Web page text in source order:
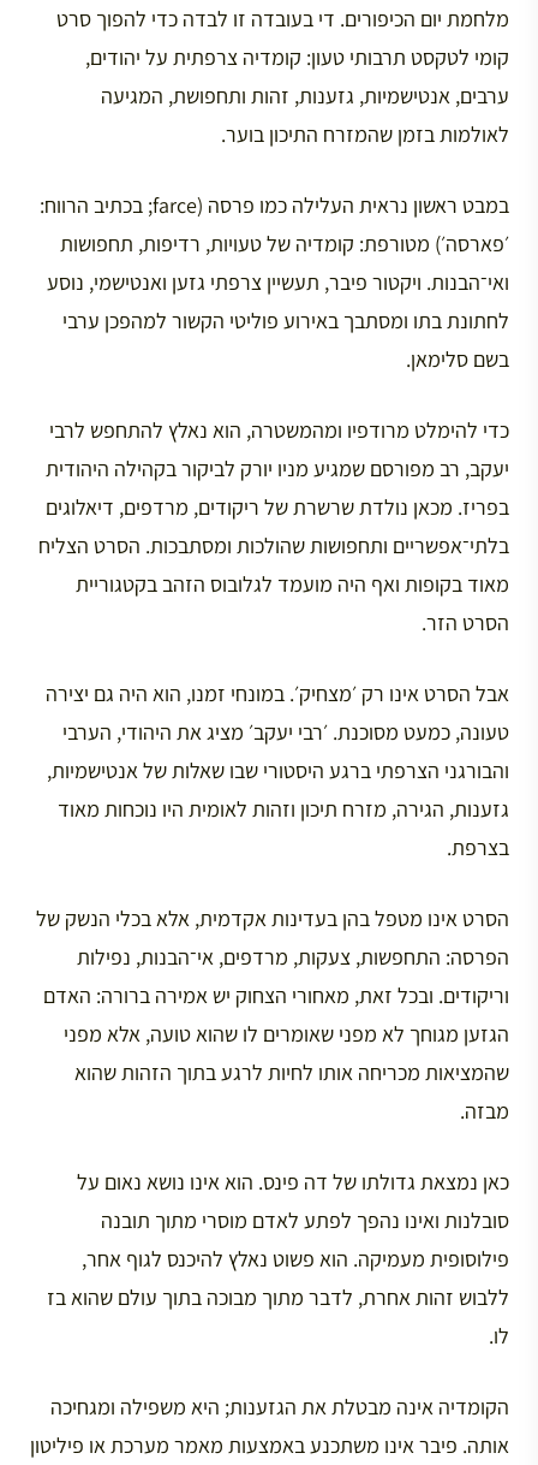
מלחמת יום הכיפורים. די בעובדה זו לבדה כדי להפוך סרט
קומי לטקסט תרבותי טעון: קומדיה צרפתית על יהודים,
ערבים, אנטישמיות, גזענות, זהות ותחפושת, המגיעה
לאולמות בזמן שהמזרח התיכון בוער.
במבט ראשון נראית העלילה כמו פרסה (farce; בכתיב הרווח:
׳פארסה׳) מטורפת: קומדיה של טעויות, רדיפות, תחפושות
ואי־הבנות. ויקטור פיבר, תעשיין צרפתי גזען ואנטישמי, נוסע
לחתונת בתו ומסתבך באירוע פוליטי הקשור למהפכן ערבי
בשם סלימאן.
כדי להימלט מרודפיו ומהמשטרה, הוא נאלץ להתחפש לרבי
יעקב, רב מפורסם שמגיע מניו יורק לביקור בקהילה היהודית
בפריז. מכאן נולדת שרשרת של ריקודים, מרדפים, דיאלוגים
בלתי־אפשריים ותחפושות שהולכות ומסתבכות. הסרט הצליח
מאוד בקופות ואף היה מועמד לגלובוס הזהב בקטגוריית
הסרט הזר.
אבל הסרט אינו רק ׳מצחיק׳. במונחי זמנו, הוא היה גם יצירה
טעונה, כמעט מסוכנת. ׳רבי יעקב׳ מציג את היהודי, הערבי
והבורגני הצרפתי ברגע היסטורי שבו שאלות של אנטישמיות,
גזענות, הגירה, מזרח תיכון וזהות לאומית היו נוכחות מאוד
בצרפת.
הסרט אינו מטפל בהן בעדינות אקדמית, אלא בכלי הנשק של
הפרסה: התחפשות, צעקות, מרדפים, אי־הבנות, נפילות
וריקודים. ובכל זאת, מאחורי הצחוק יש אמירה ברורה: האדם
הגזען מגוחך לא מפני שאומרים לו שהוא טועה, אלא מפני
שהמציאות מכריחה אותו לחיות לרגע בתוך הזהות שהוא
מבזה.
כאן נמצאת גדולתו של דה פינס. הוא אינו נושא נאום על
סובלנות ואינו נהפך לפתע לאדם מוסרי מתוך תובנה
פילוסופית מעמיקה. הוא פשוט נאלץ להיכנס לגוף אחר,
ללבוש זהות אחרת, לדבר מתוך מבוכה בתוך עולם שהוא בז
לו.
הקומדיה אינה מבטלת את הגזענות; היא משפילה ומגחיכה
אותה. פיבר אינו משתכנע באמצעות מאמר מערכת או פיליטון